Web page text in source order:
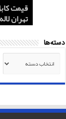
تهران
صادرات
صادرات
قیمت روز
کابل 1.5*2 لاستیکی اردستان مرکز خرید
دسته‌ها